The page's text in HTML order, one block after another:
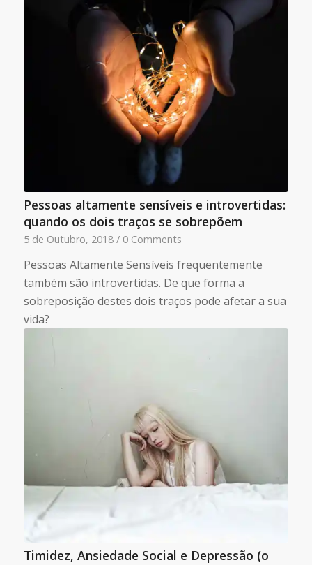
Pessoas altamente sensíveis e introvertidas:
quando os dois traços se sobrepõem
5 de Outubro, 2018 / 0 Comments
Pessoas Altamente Sensíveis frequentemente
também são introvertidas. De que forma a
sobreposição destes dois traços pode afetar a sua
vida?
Timidez, Ansiedade Social e Depressão (o